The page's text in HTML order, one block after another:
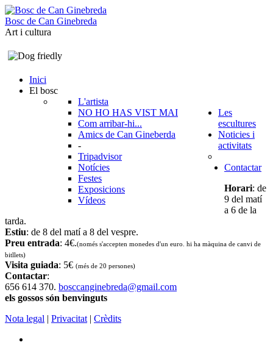
Bosc de Can Ginebreda
Art i cultura
Inici
El bosc
L'artista
NO HO HAS VIST MAI
Com arribar-hi...
Amics de Can Gineberda
-
Tripadvisor
Les
escultures
Noticies i
activitats
Notícies
Festes
Exposicions
Vídeos
Contactar
Horari: de
9 del matí
a 6 de la
tarda.
Estiu: de 8 del matí a 8 del vespre.
Preu entrada: 4€.(només s'accepten monedes d'un euro. hi ha màquina de canvi de
bitllets)
Visita guiada: 5€ (més de 20 persones)
Contactar:
656 614 370. bosccanginebreda@gmail.com
els gossos són benvinguts
Nota legal | Privacitat | Crèdits